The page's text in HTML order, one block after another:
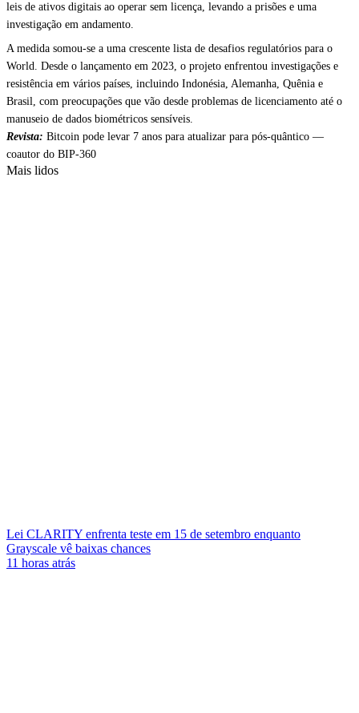
leis de ativos digitais ao operar sem licença, levando a prisões e uma
investigação em andamento.
A medida somou-se a uma crescente lista de desafios regulatórios para o
World. Desde o lançamento em 2023, o projeto enfrentou investigações e
resistência em vários países, incluindo Indonésia, Alemanha, Quênia e
Brasil, com preocupações que vão desde problemas de licenciamento até o
manuseio de dados biométricos sensíveis.
Revista: Bitcoin pode levar 7 anos para atualizar para pós-quântico —
coautor do BIP-360
Mais lidos
Lei CLARITY enfrenta teste em 15 de setembro enquanto
Grayscale vê baixas chances
11 horas atrás